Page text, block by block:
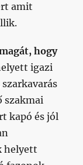
amit
hogy
igazi
szakmai
kapó és jól
helyett